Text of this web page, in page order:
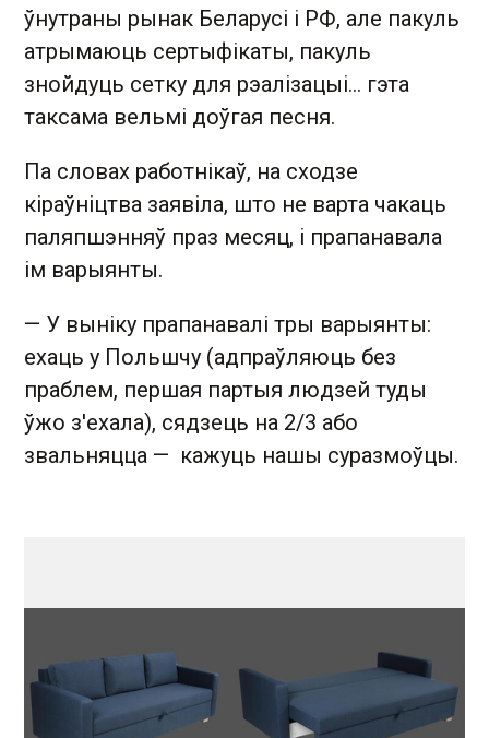
ўнутраны рынак Беларусі і РФ, але пакуль
атрымаюць сертыфікаты, пакуль
знойдуць сетку для рэалізацыі... гэта
таксама вельмі доўгая песня.
Па словах работнікаў, на сходзе
кіраўніцтва заявіла, што не варта чакаць
паляпшэнняў праз месяц, і прапанавала
ім варыянты.
— У выніку прапанавалі тры варыянты:
ехаць у Польшчу (адпраўляюць без
праблем, першая партыя людзей туды
ўжо з'ехала), сядзець на 2/3 або
звальняцца — кажуць нашы суразмоўцы.